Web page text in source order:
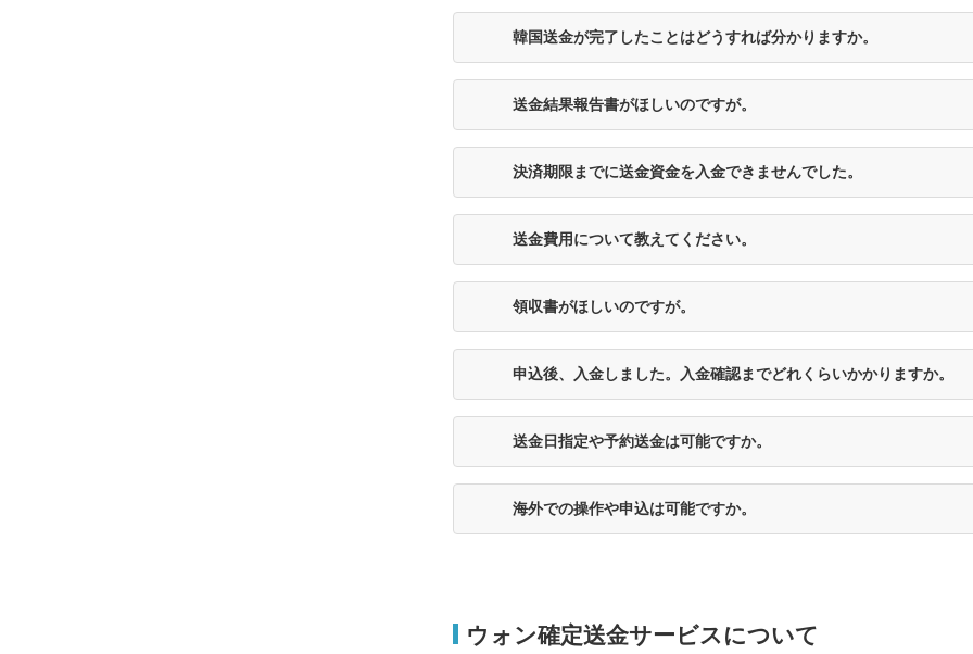
韓国送金が完了したことはどうすれば分かりますか。
送金結果報告書がほしいのですが。
決済期限までに送金資金を入金できませんでした。
送金費用について教えてください。
領収書がほしいのですが。
申込後、入金しました。入金確認までどれくらいかかりますか。
送金日指定や予約送金は可能ですか。
海外での操作や申込は可能ですか。
ウォン確定送金サービスについて